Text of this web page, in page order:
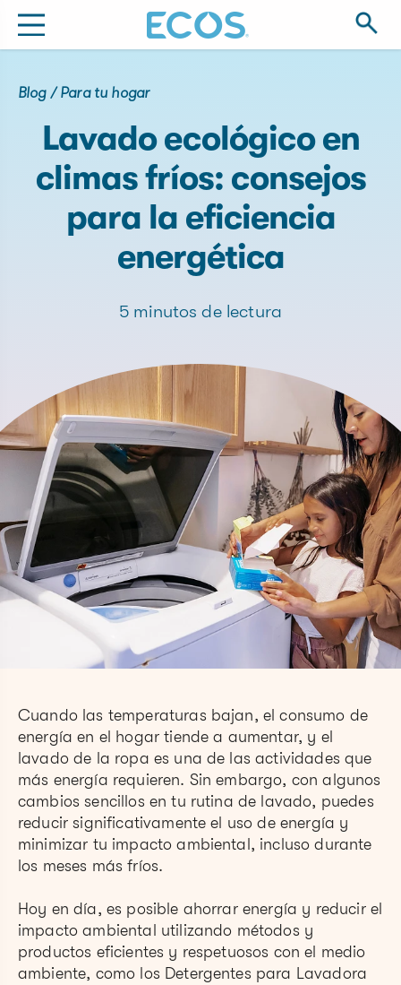
Blog/Para tu hogar
Lavado ecológico en
climas fríos: consejos
para la eficiencia
energética
5 minutos de lectura
Cuando las temperaturas bajan, el consumo de
energía en el hogar tiende a aumentar, y el
lavado de la ropa es una de las actividades que
más energía requieren. Sin embargo, con algunos
cambios sencillos en tu rutina de lavado, puedes
reducir significativamente el uso de energía y
minimizar tu impacto ambiental, incluso durante
los meses más fríos.
Hoy en día, es posible ahorrar energía y reducir el
impacto ambiental utilizando métodos y
productos eficientes y respetuosos con el medio
ambiente, como los Detergentes para Lavadora